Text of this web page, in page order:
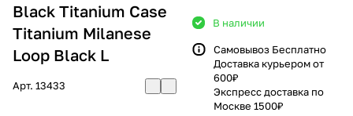
Black Titanium Case
Titanium Milanese
Loop Black L
Арт. 13433
В наличии
Самовывоз Бесплатно
Доставка курьером от
600₽
Экспресс доставка по
Москве 1500₽